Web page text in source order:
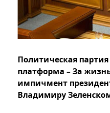
Политическая
платформа – За
импичмент
Владимиру